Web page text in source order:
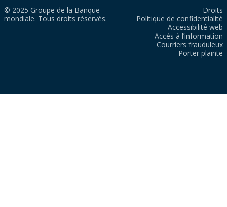
© 2025 Groupe de la Banque
mondiale. Tous droits réservés.
Droits
Politique de confidentialité
Accessibilité web
Accès à l’information
Courriers frauduleux
Porter plainte